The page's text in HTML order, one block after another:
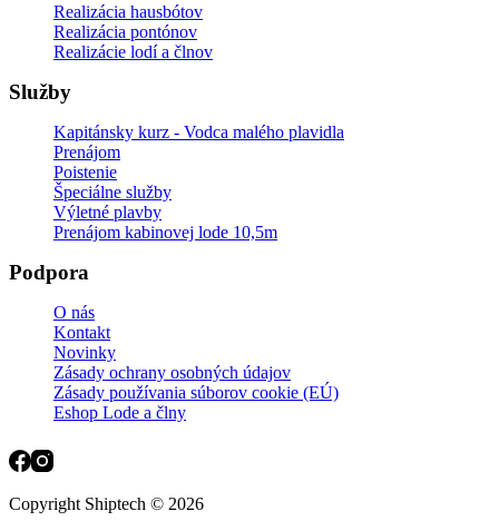
Realizácia hausbótov
Realizácia pontónov
Realizácie lodí a člnov
Služby
Kapitánsky kurz - Vodca malého plavidla
Prenájom
Poistenie
Špeciálne služby
Výletné plavby
Prenájom kabinovej lode 10,5m
Podpora
O nás
Kontakt
Novinky
Zásady ochrany osobných údajov
Zásady používania súborov cookie (EÚ)
Eshop Lode a člny
Copyright Shiptech © 2026